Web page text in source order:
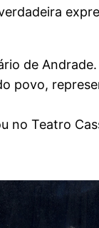
de
povo,
no Teatro